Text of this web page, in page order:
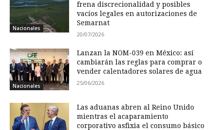
Nacionales
frena discrecionalidad y posibles
vacíos legales en autorizaciones de
Semarnat
20/07/2026
Nacionales
Lanzan la NOM-039 en México: así
cambiarán las reglas para comprar o
vender calentadores solares de agua
25/06/2026
Las aduanas abren al Reino Unido
mientras el acaparamiento
corporativo asfixia el consumo básico